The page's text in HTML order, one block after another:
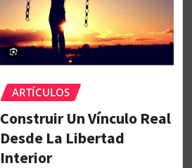
ARTÍCULOS
Construir Un Vínculo Real
Desde La Libertad
Interior